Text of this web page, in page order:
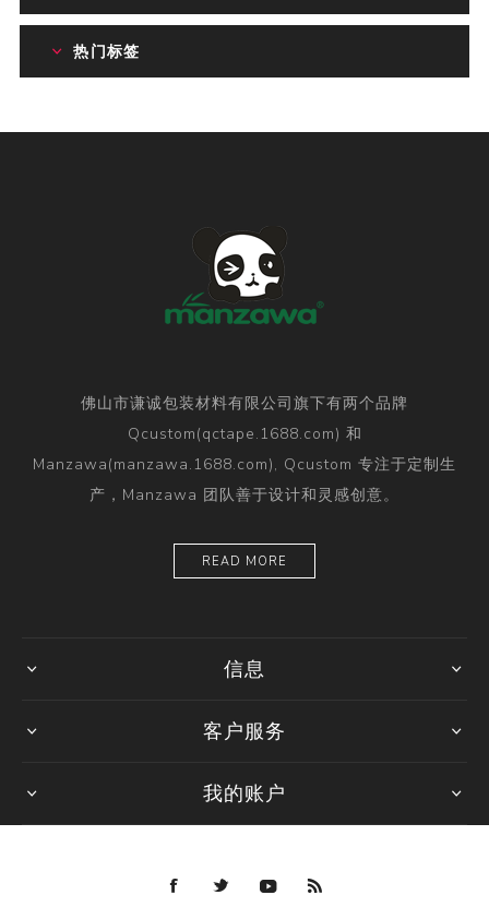
热门标签
佛山市谦诚包装材料有限公司旗下有两个品牌
Qcustom(qctape.1688.com) 和
Manzawa(manzawa.1688.com), Qcustom 专注于定制生
产，Manzawa 团队善于设计和灵感创意。
READ MORE
信息
客户服务
我的账户